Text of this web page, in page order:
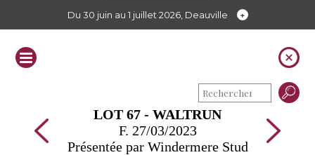
Du 30 juin au 1 juillet 2026, Deauville
LOT 67 - WALTRUN
F. 27/03/2023
Présentée par Windermere Stud